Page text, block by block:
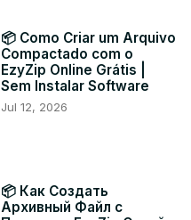
📦 Como Criar um Arquivo
Compactado com o
EzyZip Online Grátis |
Sem Instalar Software
Jul 12, 2026
📦 Как Создать
Архивный Файл с